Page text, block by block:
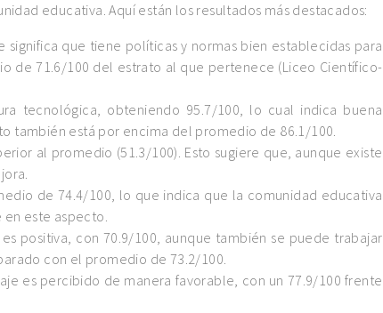
educativa. Aquí están los resultados más destacados:
que tiene políticas y normas bien establecidas para
de 71.6/100 del estrato al que pertenece (Liceo Científico-
tecnológica, obteniendo 95.7/100, lo cual indica buena
también está por encima del promedio de 86.1/100.
al promedio (51.3/100). Esto sugiere que, aunque existe
de 74.4/100, lo que indica que la comunidad educativa
este aspecto.
positiva, con 70.9/100, aunque también se puede trabajar
con el promedio de 73.2/100.
es percibido de manera favorable, con un 77.9/100 frente